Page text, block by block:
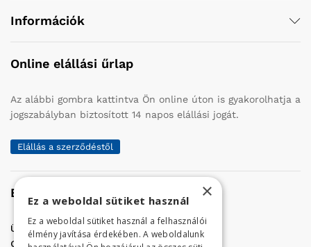
Információk
Online elállási űrlap
Az alábbi gombra kattintva Ön online úton is gyakorolhatja a
jogszabályban biztosított 14 napos elállási jogát.
Elállás a szerződéstől
Elérhetőség
Üzletünk címe:
Szolnok, Vércse út 17.
Golf Center Áruház:06 (56) 423-324
×
Ez a weboldal sütiket használ
Ez a weboldal sütiket használ a felhasználói
élmény javítása érdekében. A weboldalunk